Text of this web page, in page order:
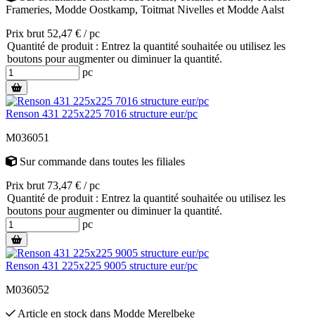
Frameries, Modde Oostkamp, Toitmat Nivelles et Modde Aalst
Prix brut 52,47 € / pc
Quantité de produit : Entrez la quantité souhaitée ou utilisez les
boutons pour augmenter ou diminuer la quantité.
pc
Renson 431 225x225 7016 structure eur/pc
M036051
Sur commande dans toutes les filiales
Prix brut 73,47 € / pc
Quantité de produit : Entrez la quantité souhaitée ou utilisez les
boutons pour augmenter ou diminuer la quantité.
pc
Renson 431 225x225 9005 structure eur/pc
M036052
Article en stock dans Modde Merelbeke